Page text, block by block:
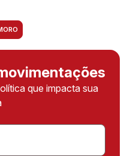
que impacta sua